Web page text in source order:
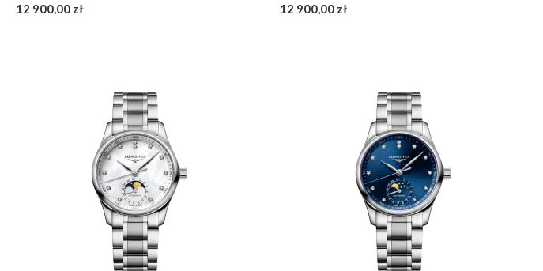
12 900,00 zł 12 900,00 zł